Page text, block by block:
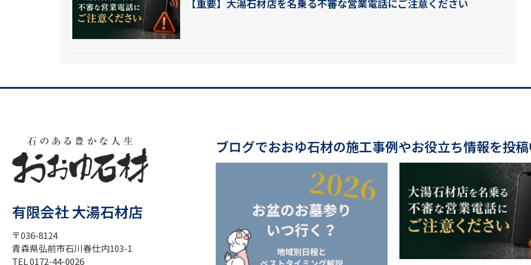
【重要】大湯石材店を名乗る不審な営業電話にご注意ください
有限会社 大湯石材店
〒036-8124
青森県弘前市石川春仕内103-1
TEL 0172-44-0026
ブログでおおゆ石材の施工事例やお役立ち情報を投